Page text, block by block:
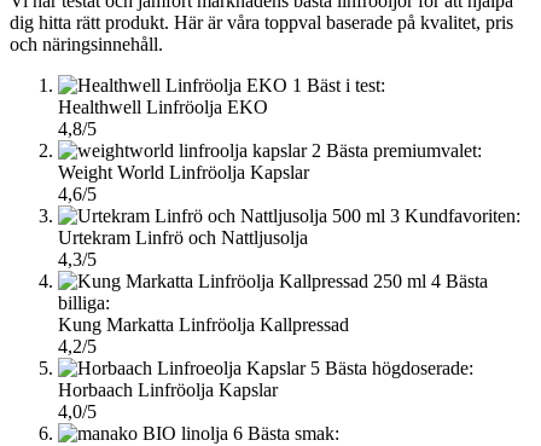
dig hitta rätt produkt. Här är våra toppval baserade på kvalitet, pris
och näringsinnehåll.
1 Bäst i test:
Healthwell Linfröolja EKO
4,8/5
2 Bästa premiumvalet:
Weight World Linfröolja Kapslar
4,6/5
3 Kundfavoriten:
Urtekram Linfrö och Nattljusolja
4,3/5
4 Bästa
billiga:
Kung Markatta Linfröolja Kallpressad
4,2/5
5 Bästa högdoserade:
Horbaach Linfröolja Kapslar
4,0/5
6 Bästa smak: